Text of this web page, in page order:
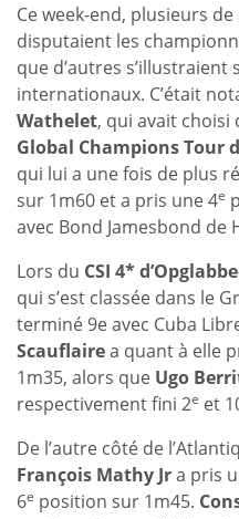
Ce week-end, plusieurs
disputaient les
que d’autres s’illustraient
internationaux. C’était
Wathelet, qui avait choisi
Global Champions Tour
qui lui a une fois de plus
sur 1m60 et a pris une 4e
avec Bond Jamesbond de
Lors du CSI 4*
qui s’est classée dans le
terminé 9e avec Cuba
Scauflairea quant à elle
1m35, alors que Ugo
respectivement fini 2e et
De l’autre côté de
François Mathy Jra pris
6e position sur 1m45.